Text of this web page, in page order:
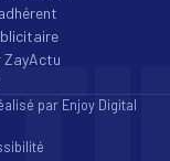
ZayActu
par Enjoy Digital